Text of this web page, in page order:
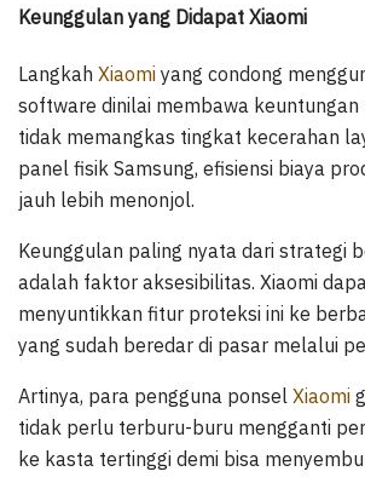
Keunggulan yang Didapat Xiaomi
Langkah Xiaomi yang condong
software dinilai membawa keuntungan
tidak memangkas tingkat kecerahan
panel fisik Samsung, efisiensi biaya
jauh lebih menonjol.
Keunggulan paling nyata dari strategi
adalah faktor aksesibilitas. Xiaomi
menyuntikkan fitur proteksi ini ke
yang sudah beredar di pasar melalui
Artinya, para pengguna ponsel Xiaomi
tidak perlu terburu-buru mengganti
ke kasta tertinggi demi bisa